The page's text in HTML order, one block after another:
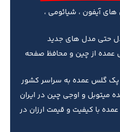
آیفون ، شیائومی ،
عمده از چین و محافظ صفحه
گلس عمده به سراسر کشور
میتوبل و اوجی چین در ایران
با کیفیت و قیمت ارزان در